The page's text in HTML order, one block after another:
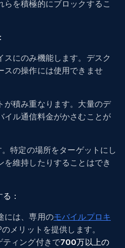
らを積極的にブロックするこ
スにのみ機能します。デスク
スの操作には使用できませ
が積み重なります。大量のデ
イル通信料金がかさむことが
特定の場所をターゲットにし
を維持したりすることはでき
：
には、専用のモバイルプロキ
メリットを提供します。
ティング付きで700万以上の